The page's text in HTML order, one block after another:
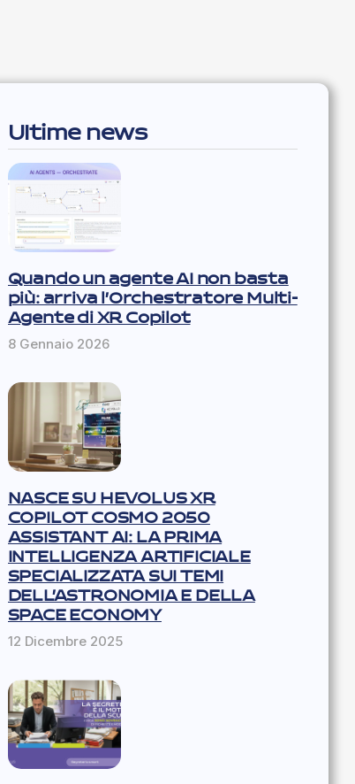
Ultime news
Quando un agente AI non basta
più: arriva l’Orchestratore Multi-
Agente di XR Copilot
8 Gennaio 2026
NASCE SU HEVOLUS XR
COPILOT COSMO 2050
ASSISTANT AI: LA PRIMA
INTELLIGENZA ARTIFICIALE
SPECIALIZZATA SUI TEMI
DELL’ASTRONOMIA E DELLA
SPACE ECONOMY
12 Dicembre 2025